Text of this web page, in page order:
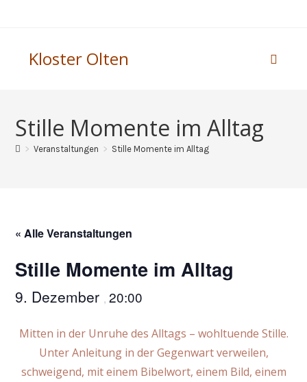
Kloster Olten
Stille Momente im Alltag
> Veranstaltungen > Stille Momente im Alltag
« Alle Veranstaltungen
Stille Momente im Alltag
9. Dezember ,20:00
Mitten in der Unruhe des Alltags – wohltuende Stille.
Unter Anleitung in der Gegenwart verweilen,
schweigend, mit einem Bibelwort, einem Bild, einem